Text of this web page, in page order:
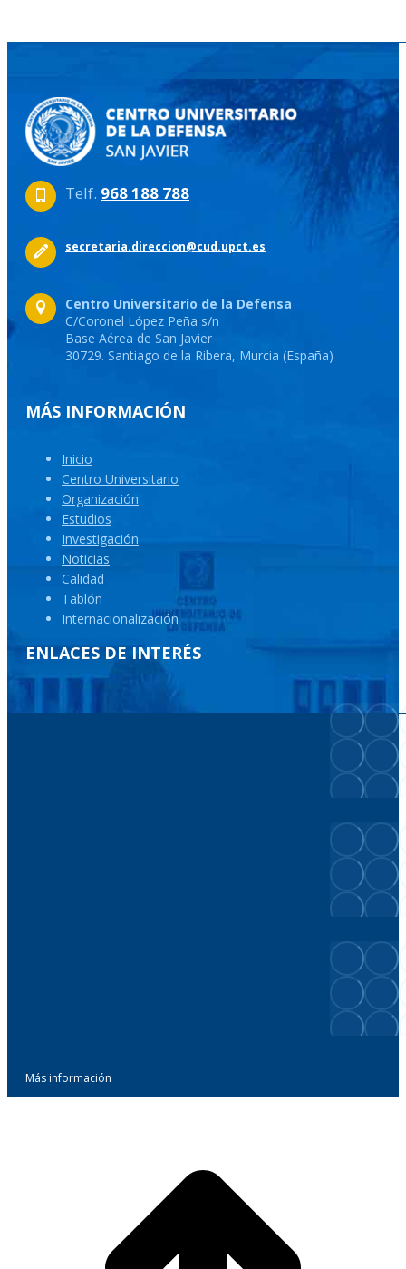
Telf. 968 188 788
secretaria.direccion@cud.upct.es
Centro Universitario de la Defensa
C/Coronel López Peña s/n
Base Aérea de San Javier
30729. Santiago de la Ribera, Murcia (España)
MÁS INFORMACIÓN
Inicio
Centro Universitario
Organización
Estudios
Investigación
Noticias
Calidad
Tablón
Internacionalización
ENLACES DE INTERÉS
Más información